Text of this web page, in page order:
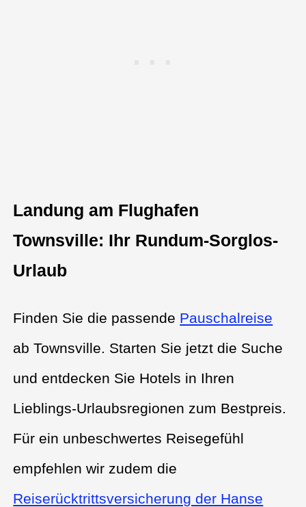
Landung am Flughafen
Townsville: Ihr Rundum-Sorglos-
Urlaub
Finden Sie die passende Pauschalreise
ab Townsville. Starten Sie jetzt die Suche
und entdecken Sie Hotels in Ihren
Lieblings-Urlaubsregionen zum Bestpreis.
Für ein unbeschwertes Reisegefühl
empfehlen wir zudem die
Reiserücktrittsversicherung der Hanse